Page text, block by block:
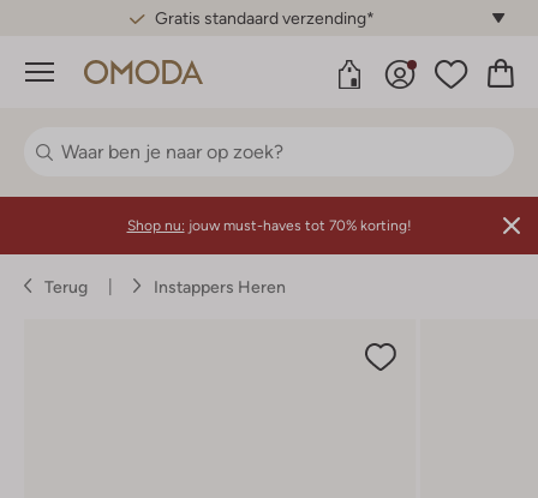
Gratis standaard verzending*
Menu
Shop nu: jouw must-haves tot 70% korting!
Terug Instappers Heren